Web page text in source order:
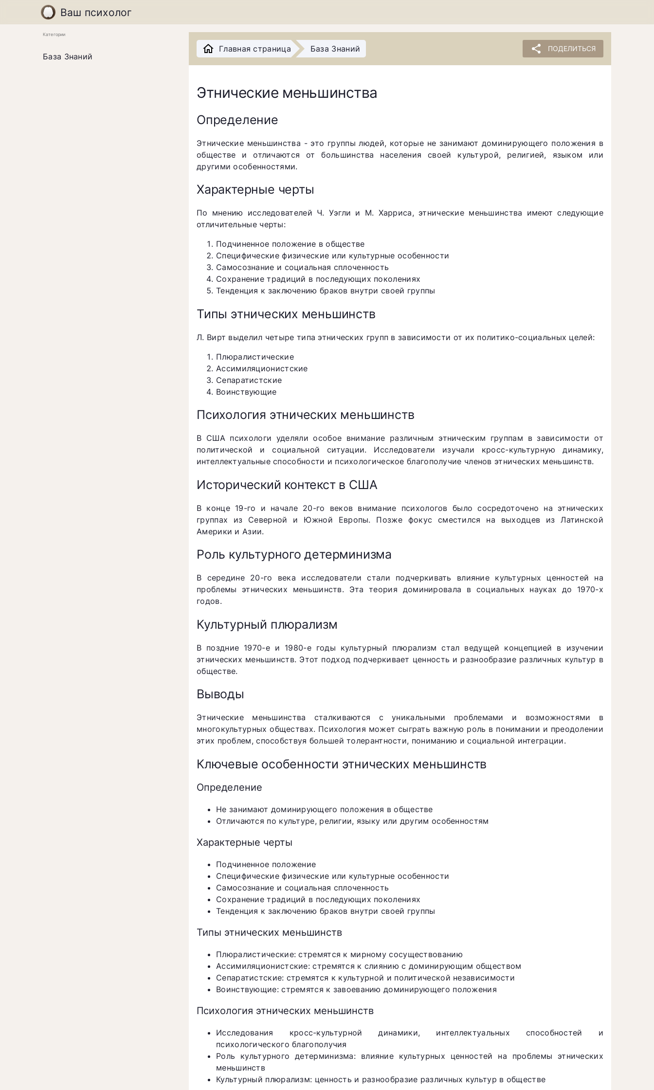
Ваш психолог
Категории
База Знаний
Главная страница База Знаний share ПОДЕЛИТЬСЯ
Этнические меньшинства
Определение
Этнические меньшинства - это группы людей, которые не занимают доминирующего положения в
обществе и отличаются от большинства населения своей культурой, религией, языком или
другими особенностями.
Характерные черты
По мнению исследователей Ч. Уэгли и М. Харриса, этнические меньшинства имеют следующие
отличительные черты:
Подчиненное положение в обществе
Специфические физические или культурные особенности
Самосознание и социальная сплоченность
Сохранение традиций в последующих поколениях
Тенденция к заключению браков внутри своей группы
Типы этнических меньшинств
Л. Вирт выделил четыре типа этнических групп в зависимости от их политико-социальных целей:
Плюралистические
Ассимиляционистские
Сепаратистские
Воинствующие
Психология этнических меньшинств
В США психологи уделяли особое внимание различным этническим группам в зависимости от
политической и социальной ситуации. Исследователи изучали кросс-культурную динамику,
интеллектуальные способности и психологическое благополучие членов этнических меньшинств.
Исторический контекст в США
В конце 19-го и начале 20-го веков внимание психологов было сосредоточено на этнических
группах из Северной и Южной Европы. Позже фокус сместился на выходцев из Латинской
Америки и Азии.
Роль культурного детерминизма
В середине 20-го века исследователи стали подчеркивать влияние культурных ценностей на
проблемы этнических меньшинств. Эта теория доминировала в социальных науках до 1970-х
годов.
Культурный плюрализм
В поздние 1970-е и 1980-е годы культурный плюрализм стал ведущей концепцией в изучении
этнических меньшинств. Этот подход подчеркивает ценность и разнообразие различных культур в
обществе.
Выводы
Этнические меньшинства сталкиваются с уникальными проблемами и возможностями в
многокультурных обществах. Психология может сыграть важную роль в понимании и преодолении
этих проблем, способствуя большей толерантности, пониманию и социальной интеграции.
Ключевые особенности этнических меньшинств
Определение
Не занимают доминирующего положения в обществе
Отличаются по культуре, религии, языку или другим особенностям
Характерные черты
Подчиненное положение
Специфические физические или культурные особенности
Самосознание и социальная сплоченность
Сохранение традиций в последующих поколениях
Тенденция к заключению браков внутри своей группы
Типы этнических меньшинств
Плюралистические: стремятся к мирному сосуществованию
Ассимиляционистские: стремятся к слиянию с доминирующим обществом
Сепаратистские: стремятся к культурной и политической независимости
Воинствующие: стремятся к завоеванию доминирующего положения
Психология этнических меньшинств
Исследования кросс-культурной динамики, интеллектуальных способностей и
психологического благополучия
Роль культурного детерминизма: влияние культурных ценностей на проблемы этнических
меньшинств
Культурный плюрализм: ценность и разнообразие различных культур в обществе